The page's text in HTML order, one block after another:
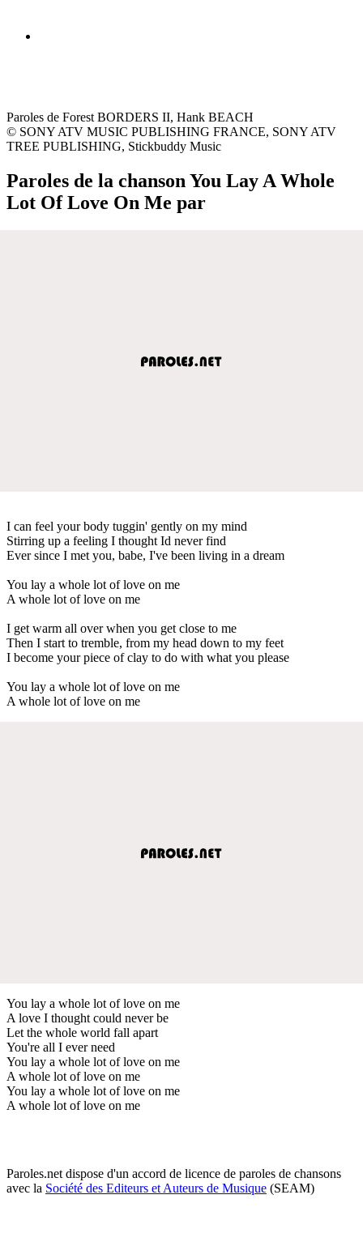
Paroles de Forest BORDERS II, Hank BEACH
© SONY ATV MUSIC PUBLISHING FRANCE, SONY ATV
TREE PUBLISHING, Stickbuddy Music
Paroles de la chanson You Lay A Whole
Lot Of Love On Me par
I can feel your body tuggin' gently on my mind
Stirring up a feeling I thought Id never find
Ever since I met you, babe, I've been living in a dream
You lay a whole lot of love on me
A whole lot of love on me
I get warm all over when you get close to me
Then I start to tremble, from my head down to my feet
I become your piece of clay to do with what you please
You lay a whole lot of love on me
A whole lot of love on me
You lay a whole lot of love on me
A love I thought could never be
Let the whole world fall apart
You're all I ever need
You lay a whole lot of love on me
A whole lot of love on me
You lay a whole lot of love on me
A whole lot of love on me
Paroles.net dispose d'un accord de licence de paroles de chansons
avec la Société des Editeurs et Auteurs de Musique (SEAM)